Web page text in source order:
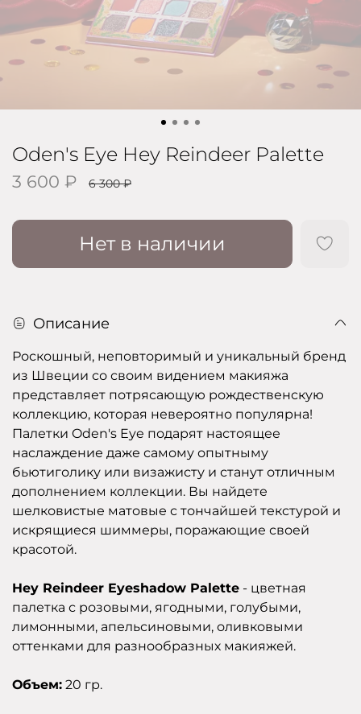
Oden's Eye Hey Reindeer Palette
3 600 ₽ 6 300 ₽
Нет в наличии
Описание
Роскошный, неповторимый и уникальный бренд
из Швеции со своим видением макияжа
представляет потрясающую рождественскую
коллекцию, которая невероятно популярна!
Палетки Oden's Eye подарят настоящее
наслаждение даже самому опытныму
бьютиголику или визажисту и станут отличным
дополнением коллекции. Вы найдете
шелковистые матовые с тончайшей текстурой и
искрящиеся шиммеры, поражающие своей
красотой.
Hey Reindeer Eyeshadow Palette - цветная
палетка с розовыми, ягодными, голубыми,
лимонными, апельсиновыми, оливковыми
оттенками для разнообразных макияжей.
Объем: 20 гр.